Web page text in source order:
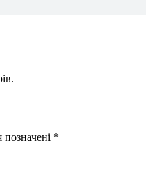
позначені *